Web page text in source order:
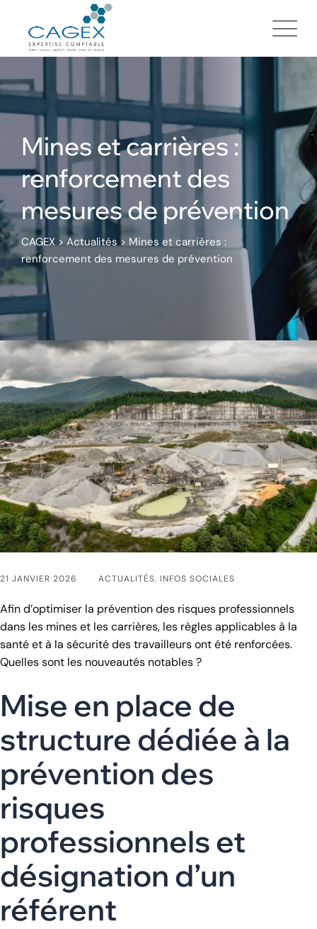
content
Mines et carrières :
renforcement des
mesures de prévention
CAGEX>Actualités > Mines et carrières :
renforcement des mesures de prévention
21 JANVIER 2026 ACTUALITÉS, INFOS SOCIALES
Afin d’optimiser la prévention des risques professionnels
dans les mines et les carrières, les règles applicables à la
santé et à la sécurité des travailleurs ont été renforcées.
Quelles sont les nouveautés notables ?
Mise en place de
structure dédiée à la
prévention des
risques
professionnels et
désignation d’un
référent